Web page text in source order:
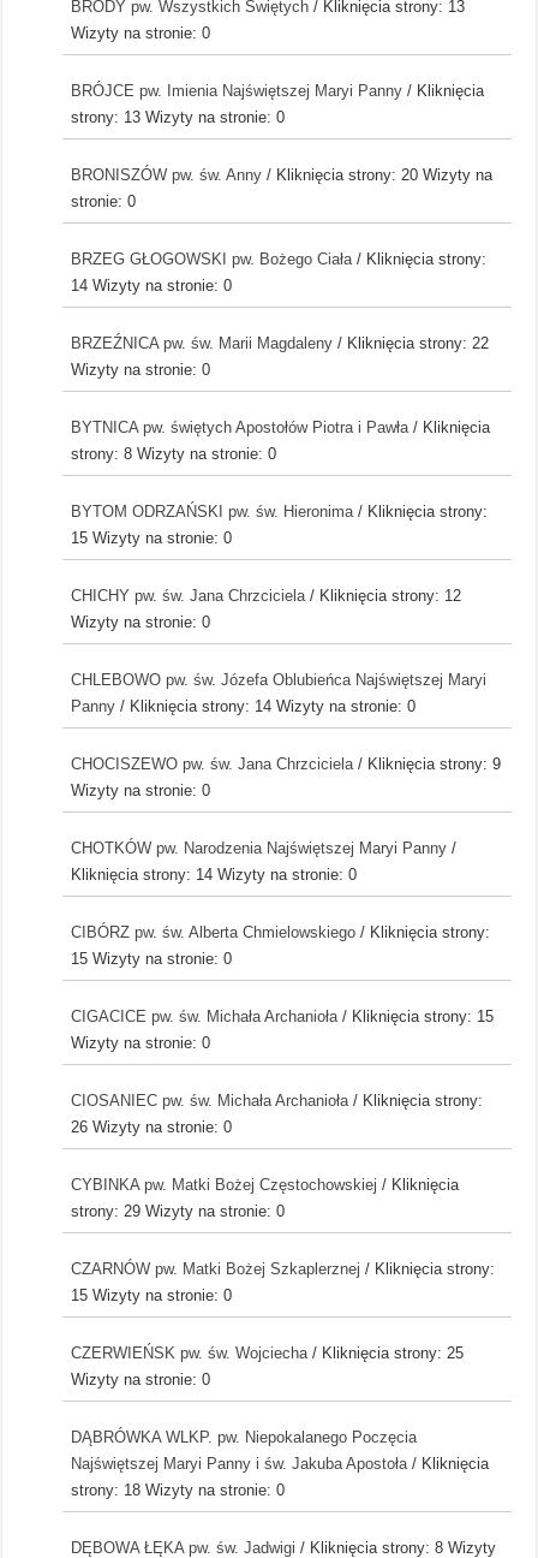
BRODY pw. Wszystkich Świętych / Kliknięcia strony: 13
Wizyty na stronie: 0
BRÓJCE pw. Imienia Najświętszej Maryi Panny / Kliknięcia
strony: 13 Wizyty na stronie: 0
BRONISZÓW pw. św. Anny / Kliknięcia strony: 20 Wizyty na
stronie: 0
BRZEG GŁOGOWSKI pw. Bożego Ciała / Kliknięcia strony:
14 Wizyty na stronie: 0
BRZEŹNICA pw. św. Marii Magdaleny / Kliknięcia strony: 22
Wizyty na stronie: 0
BYTNICA pw. świętych Apostołów Piotra i Pawła / Kliknięcia
strony: 8 Wizyty na stronie: 0
BYTOM ODRZAŃSKI pw. św. Hieronima / Kliknięcia strony:
15 Wizyty na stronie: 0
CHICHY pw. św. Jana Chrzciciela / Kliknięcia strony: 12
Wizyty na stronie: 0
CHLEBOWO pw. św. Józefa Oblubieńca Najświętszej Maryi
Panny / Kliknięcia strony: 14 Wizyty na stronie: 0
CHOCISZEWO pw. św. Jana Chrzciciela / Kliknięcia strony: 9
Wizyty na stronie: 0
CHOTKÓW pw. Narodzenia Najświętszej Maryi Panny /
Kliknięcia strony: 14 Wizyty na stronie: 0
CIBÓRZ pw. św. Alberta Chmielowskiego / Kliknięcia strony:
15 Wizyty na stronie: 0
CIGACICE pw. św. Michała Archanioła / Kliknięcia strony: 15
Wizyty na stronie: 0
CIOSANIEC pw. św. Michała Archanioła / Kliknięcia strony:
26 Wizyty na stronie: 0
CYBINKA pw. Matki Bożej Częstochowskiej / Kliknięcia
strony: 29 Wizyty na stronie: 0
CZARNÓW pw. Matki Bożej Szkaplerznej / Kliknięcia strony:
15 Wizyty na stronie: 0
CZERWIEŃSK pw. św. Wojciecha / Kliknięcia strony: 25
Wizyty na stronie: 0
DĄBRÓWKA WLKP. pw. Niepokalanego Poczęcia
Najświętszej Maryi Panny i św. Jakuba Apostoła / Kliknięcia
strony: 18 Wizyty na stronie: 0
DĘBOWA ŁĘKA pw. św. Jadwigi / Kliknięcia strony: 8 Wizyty